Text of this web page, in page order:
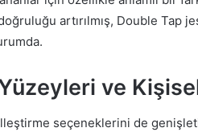
artırılmış, Double Tap
ve
seçeneklerini de